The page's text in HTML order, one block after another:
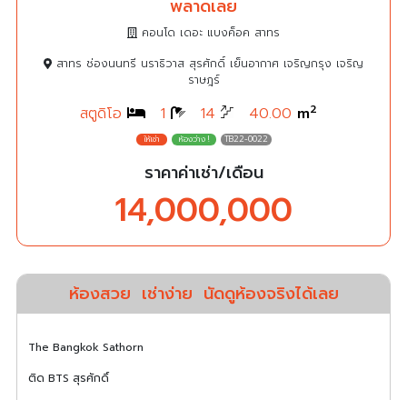
พลาดเลย
คอนโด เดอะ แบงค็อค สาทร
สาทร ช่องนนทรี นราธิวาส สุรศักดิ์ เย็นอากาศ เจริญกรุง เจริญ
ราษฎร์
สตูดิโอ 1 14 40.00 m2
TB22-0022
ราคาค่าเช่า/เดือน
14,000,000
ห้องสวย เช่าง่าย นัดดูห้องจริงได้เลย
The Bangkok Sathorn
ติด BTS สุรศักดิ์